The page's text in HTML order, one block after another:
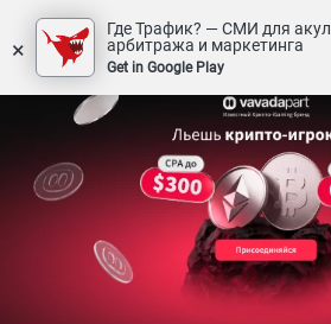
×
Где Трафик? — СМИ для
арбитража и маркетинга
Get in Google Play